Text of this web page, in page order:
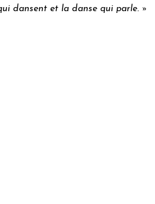
dansent et la danse qui parle. »